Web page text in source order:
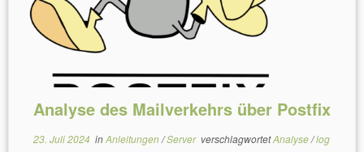
Analyse des Mailverkehrs über Postfix
23. Juli 2024 inAnleitungen/Server verschlagwortetAnalyse/log